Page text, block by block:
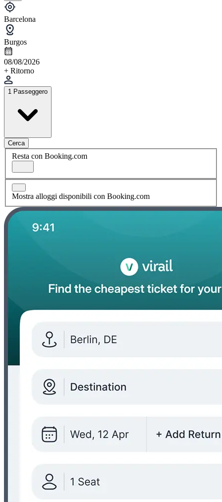
Barcelona
Burgos
08/08/2026
+ Ritorno
1 Passeggero
Cerca
Resta con Booking.com
Mostra alloggi disponibili con Booking.com